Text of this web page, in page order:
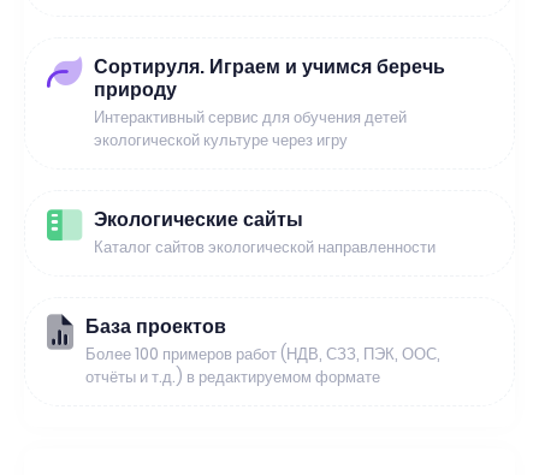
Сортируля. Играем и учимся беречь
природу
Интерактивный сервис для обучения детей
экологической культуре через игру
Экологические сайты
Каталог сайтов экологической направленности
База проектов
Более 100 примеров работ (НДВ, СЗЗ, ПЭК, ООС,
отчёты и т.д.) в редактируемом формате